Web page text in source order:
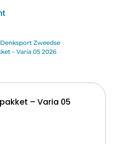
Denksport Zweedse
– Varia 05 2026
– Varia 05